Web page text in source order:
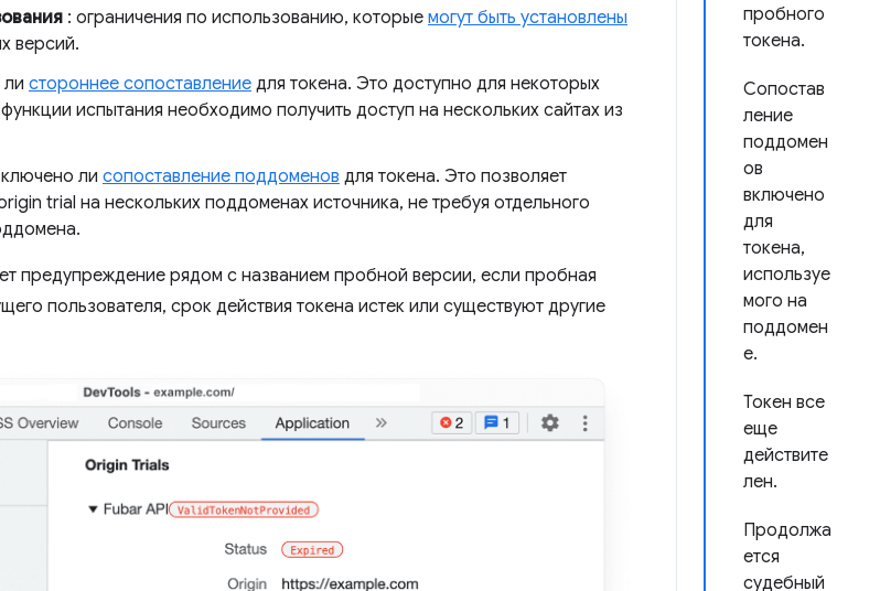
пробного
токена.
Сопостав
ление
поддомен
ов
включено
для
токена,
используе
мого на
поддомен
е.
Токен все
еще
действите
лен.
Продолжа
ется
судебный
: ограничения по использованию, которые могут быть установлены
версий.
стороннее сопоставление для токена. Это доступно для некоторых
испытания необходимо получить доступ на нескольких сайтах из
ли сопоставление поддоменов для токена. Это позволяет
trial на нескольких поддоменах источника, не требуя отдельного
предупреждение рядом с названием пробной версии, если пробная
пользователя, срок действия токена истек или существуют другие